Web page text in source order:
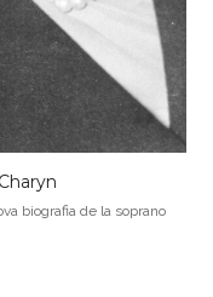
biografia de la soprano